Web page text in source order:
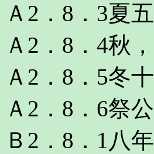
Ａ2．8．3夏
Ａ2．8．4秋，
Ａ2．8．5冬
Ａ2．8．6祭
Ｂ2．8．1八